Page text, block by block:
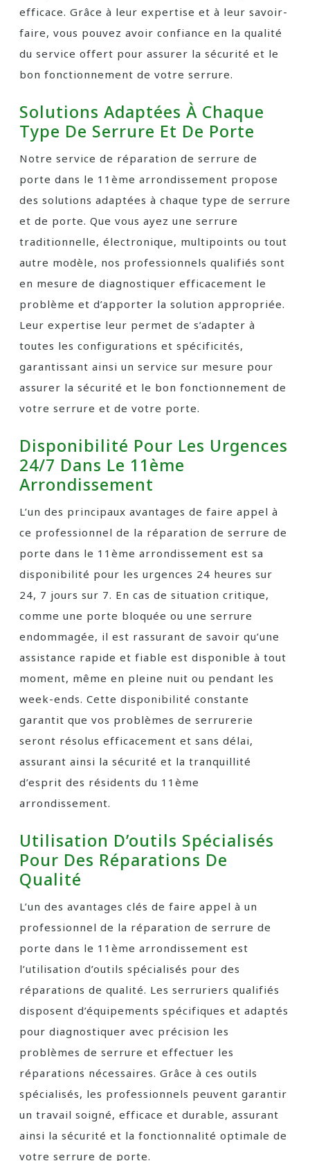
efficace. Grâce à leur expertise et à leur savoir-
faire, vous pouvez avoir confiance en la qualité
du service offert pour assurer la sécurité et le
bon fonctionnement de votre serrure.
Solutions Adaptées À Chaque
Type De Serrure Et De Porte
Notre service de réparation de serrure de
porte dans le 11ème arrondissement propose
des solutions adaptées à chaque type de serrure
et de porte. Que vous ayez une serrure
traditionnelle, électronique, multipoints ou tout
autre modèle, nos professionnels qualifiés sont
en mesure de diagnostiquer efficacement le
problème et d’apporter la solution appropriée.
Leur expertise leur permet de s’adapter à
toutes les configurations et spécificités,
garantissant ainsi un service sur mesure pour
assurer la sécurité et le bon fonctionnement de
votre serrure et de votre porte.
Disponibilité Pour Les Urgences
24/7 Dans Le 11ème
Arrondissement
L’un des principaux avantages de faire appel à
ce professionnel de la réparation de serrure de
porte dans le 11ème arrondissement est sa
disponibilité pour les urgences 24 heures sur
24, 7 jours sur 7. En cas de situation critique,
comme une porte bloquée ou une serrure
endommagée, il est rassurant de savoir qu’une
assistance rapide et fiable est disponible à tout
moment, même en pleine nuit ou pendant les
week-ends. Cette disponibilité constante
garantit que vos problèmes de serrurerie
seront résolus efficacement et sans délai,
assurant ainsi la sécurité et la tranquillité
d’esprit des résidents du 11ème
arrondissement.
Utilisation D’outils Spécialisés
Pour Des Réparations De
Qualité
L’un des avantages clés de faire appel à un
professionnel de la réparation de serrure de
porte dans le 11ème arrondissement est
l’utilisation d’outils spécialisés pour des
réparations de qualité. Les serruriers qualifiés
disposent d’équipements spécifiques et adaptés
pour diagnostiquer avec précision les
problèmes de serrure et effectuer les
réparations nécessaires. Grâce à ces outils
spécialisés, les professionnels peuvent garantir
un travail soigné, efficace et durable, assurant
ainsi la sécurité et la fonctionnalité optimale de
votre serrure de porte.